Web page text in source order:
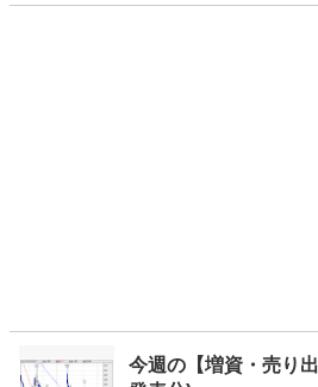
今週の【増資・売り